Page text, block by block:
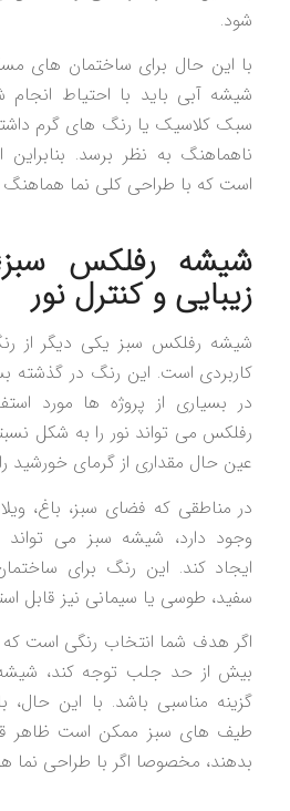
شود.
با این حال برای ساختمان های
شیشه آبی باید با احتیاط انجام
سبک کلاسیک یا رنگ های گرم
ناهماهنگ به نظر برسد.
است که با طراحی کلی نما هماهنگ
شیشه رفلکس
زیبایی و کنترل نور
شیشه رفلکس سبز یکی دیگر از
کاربردی است. این رنگ در گذشته
در بسیاری از پروژه ها مورد
رفلکس می تواند نور را به شکل
عین حال مقداری از گرمای خورشید
در مناطقی که فضای سبز، باغ،
وجود دارد، شیشه سبز می
ایجاد کند. این رنگ برای
سفید، طوسی یا سیمانی نیز قابل
اگر هدف شما انتخاب رنگی است که
بیش از حد جلب توجه کند،
گزینه مناسبی باشد. با این
طیف های سبز ممکن است ظاهر
بدهند، مخصوصا اگر با طراحی نما